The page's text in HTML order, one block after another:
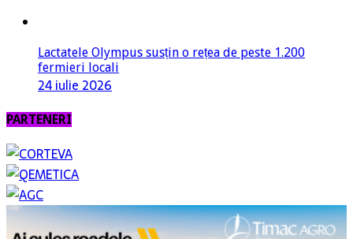
Lactatele Olympus susțin o rețea de peste 1.200
fermieri locali
24 iulie 2026
PARTENERI